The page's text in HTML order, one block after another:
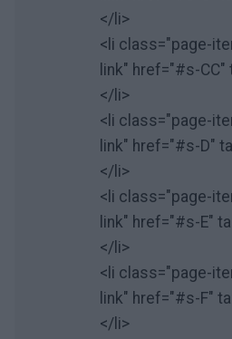
</li>
<li class="page-
link" href="#s-
</li>
<li class="page-
link" href="#s-D"
</li>
<li class="page-
link" href="#s-E"
</li>
<li class="page-
link" href="#s-F"
</li>